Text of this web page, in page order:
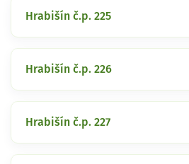
Hrabišín č.p. 225
Hrabišín č.p. 226
Hrabišín č.p. 227